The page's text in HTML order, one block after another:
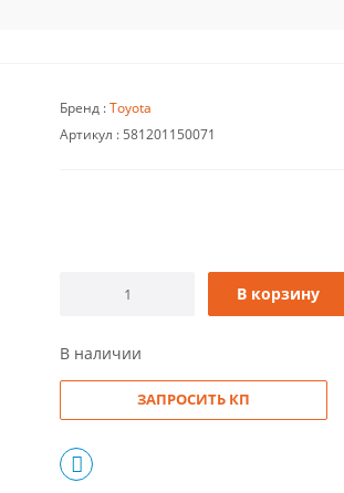
Бренд :Toyota
Артикул : 581201150071
В корзину
В наличии
ЗАПРОСИТЬ КП